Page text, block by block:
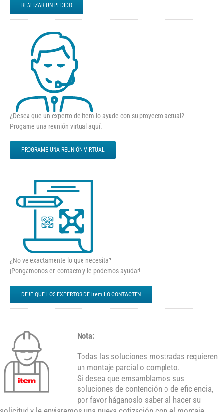
REALIZAR UN PEDIDO
¿Desea que un experto de item lo ayude con su proyecto actual?
Progame una reunión virtual aquí.
PROGRAME UNA REUNIÓN VIRTUAL
¿No ve exactamente lo que necesita?
¡Pongamonos en contacto y le podemos ayudar!
DEJE QUE LOS EXPERTOS DE item LO CONTACTEN
Nota:
Todas las soluciones mostradas requieren
un montaje parcial o completo.
Si desea que emsamblamos sus
soluciones de contención o de eficiencia,
por favor háganoslo saber al hacer su